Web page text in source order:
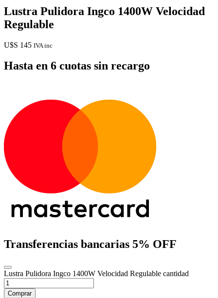
Lustra Pulidora Ingco 1400W Velocidad
Regulable
U$S 145 IVA inc
Hasta en 6 cuotas sin recargo
Transferencias bancarias 5% OFF
Lustra Pulidora Ingco 1400W Velocidad Regulable cantidad
Comprar